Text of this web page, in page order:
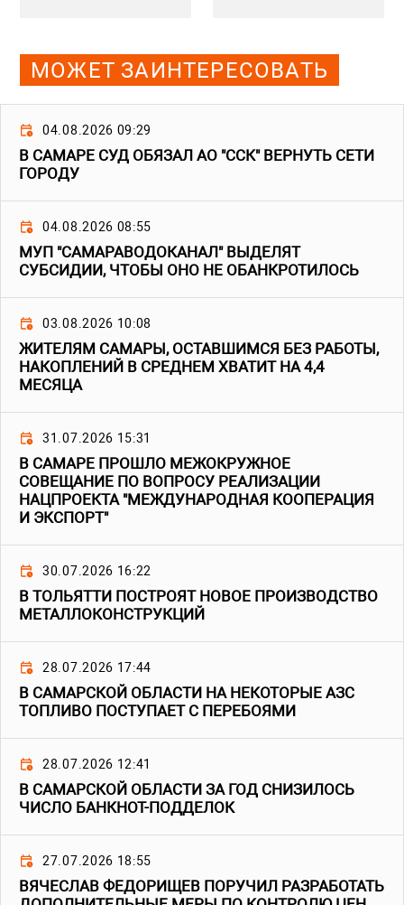
МОЖЕТ ЗАИНТЕРЕСОВАТЬ
04.08.2026 09:29
В САМАРЕ СУД ОБЯЗАЛ АО "ССК" ВЕРНУТЬ СЕТИ
ГОРОДУ
04.08.2026 08:55
МУП "САМАРАВОДОКАНАЛ" ВЫДЕЛЯТ
СУБСИДИИ, ЧТОБЫ ОНО НЕ ОБАНКРОТИЛОСЬ
03.08.2026 10:08
ЖИТЕЛЯМ САМАРЫ, ОСТАВШИМСЯ БЕЗ РАБОТЫ,
НАКОПЛЕНИЙ В СРЕДНЕМ ХВАТИТ НА 4,4
МЕСЯЦА
31.07.2026 15:31
В САМАРЕ ПРОШЛО МЕЖОКРУЖНОЕ
СОВЕЩАНИЕ ПО ВОПРОСУ РЕАЛИЗАЦИИ
НАЦПРОЕКТА "МЕЖДУНАРОДНАЯ КООПЕРАЦИЯ
И ЭКСПОРТ"
30.07.2026 16:22
В ТОЛЬЯТТИ ПОСТРОЯТ НОВОЕ ПРОИЗВОДСТВО
МЕТАЛЛОКОНСТРУКЦИЙ
28.07.2026 17:44
В САМАРСКОЙ ОБЛАСТИ НА НЕКОТОРЫЕ АЗС
ТОПЛИВО ПОСТУПАЕТ С ПЕРЕБОЯМИ
28.07.2026 12:41
В САМАРСКОЙ ОБЛАСТИ ЗА ГОД СНИЗИЛОСЬ
ЧИСЛО БАНКНОТ-ПОДДЕЛОК
27.07.2026 18:55
ВЯЧЕСЛАВ ФЕДОРИЩЕВ ПОРУЧИЛ РАЗРАБОТАТЬ